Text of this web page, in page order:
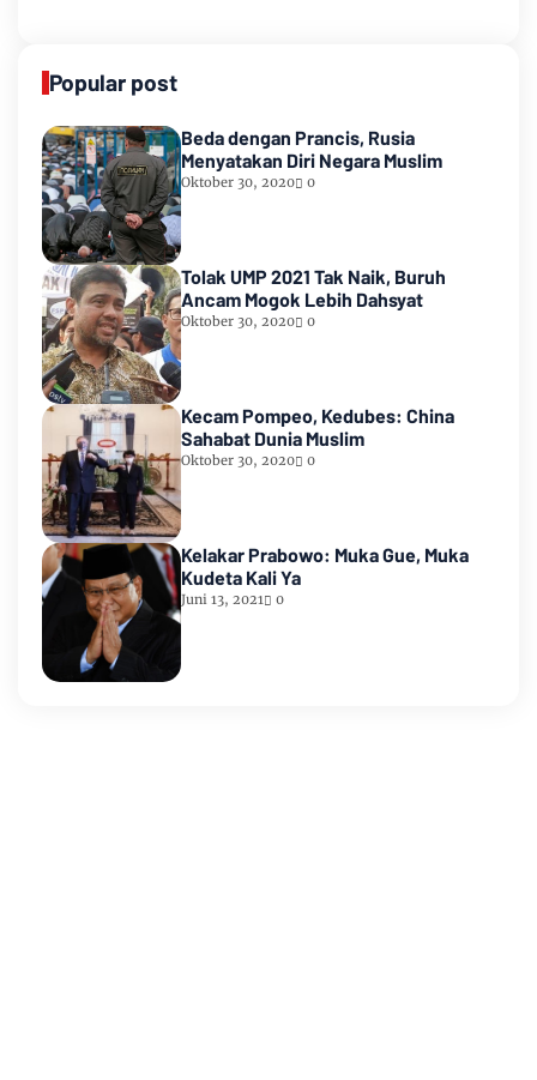
Popular post
Beda dengan Prancis, Rusia
Menyatakan Diri Negara Muslim
Oktober 30, 2020 0
Tolak UMP 2021 Tak Naik, Buruh
Ancam Mogok Lebih Dahsyat
Oktober 30, 2020 0
Kecam Pompeo, Kedubes: China
Sahabat Dunia Muslim
Oktober 30, 2020 0
Kelakar Prabowo: Muka Gue, Muka
Kudeta Kali Ya
Juni 13, 2021 0